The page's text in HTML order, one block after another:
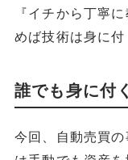
『イチから丁寧
めば技術は身に付
誰でも身に付
今回、自動売買